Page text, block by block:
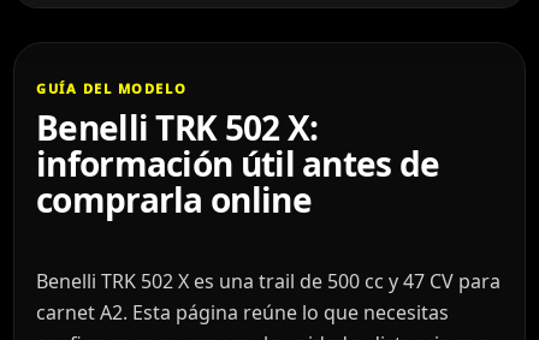
GUÍA DEL MODELO
Benelli TRK 502 X:
información útil antes de
comprarla online
Benelli TRK 502 X es una trail de 500 cc y 47 CV para
carnet A2. Esta página reúne lo que necesitas